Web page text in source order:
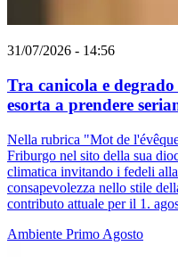
31/07/2026 - 14:56
Tra canicola e
esorta a prendere
Nella rubrica "Mot de
Friburgo nel sito della sua
climatica invitando i fedeli
consapevolezza nello stile
contributo attuale per il 1.
Ambiente Primo Agosto